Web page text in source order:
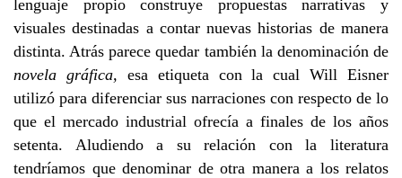
lenguaje propio construye propuestas narrativas y
visuales destinadas a contar nuevas historias de manera
distinta. Atrás parece quedar también la denominación de
novela gráfica, esa etiqueta con la cual Will Eisner
utilizó para diferenciar sus narraciones con respecto de lo
que el mercado industrial ofrecía a finales de los años
setenta. Aludiendo a su relación con la literatura
tendríamos que denominar de otra manera a los relatos